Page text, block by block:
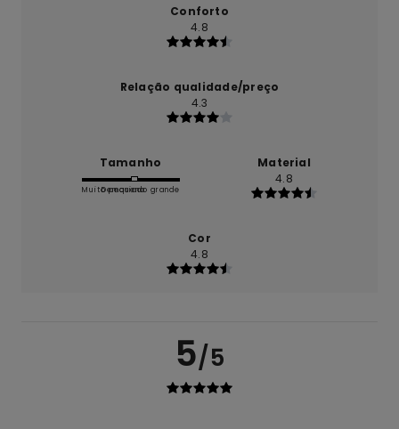
Conforto
4.8
Relação qualidade/preço
4.3
Tamanho
Muito pequeno
Demasiado grande
Material
4.8
Cor
4.8
5/5